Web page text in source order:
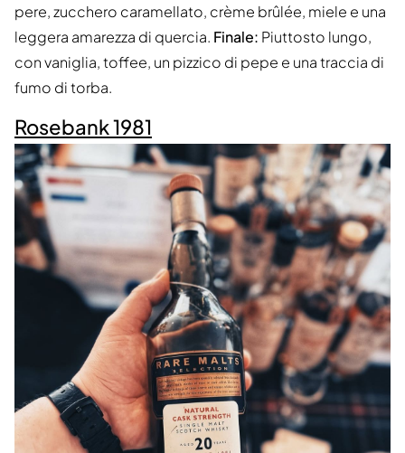
pere, zucchero caramellato, crème brûlée, miele e una
leggera amarezza di quercia. Finale: Piuttosto lungo,
con vaniglia, toffee, un pizzico di pepe e una traccia di
fumo di torba.
Rosebank 1981